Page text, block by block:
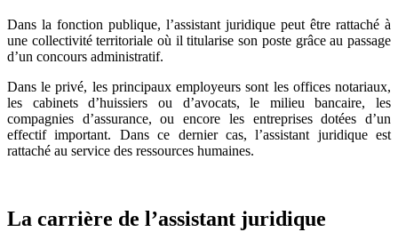
Dans la fonction publique, l’assistant juridique peut être rattaché à
une collectivité territoriale où il titularise son poste grâce au passage
d’un concours administratif.
Dans le privé, les principaux employeurs sont les offices notariaux,
les cabinets d’huissiers ou d’avocats, le milieu bancaire, les
compagnies d’assurance, ou encore les entreprises dotées d’un
effectif important. Dans ce dernier cas, l’assistant juridique est
rattaché au service des ressources humaines.
La carrière de l’assistant juridique